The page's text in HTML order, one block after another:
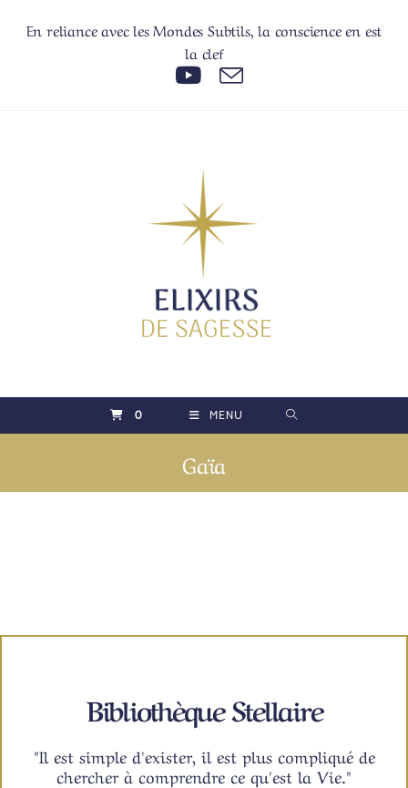
En reliance avec les Mondes Subtils, la conscience en est
la clef
0 MENU
Gaïa
Bibliothèque Stellaire
"Il est simple d'exister, il est plus compliqué de
chercher à comprendre ce qu'est la Vie."